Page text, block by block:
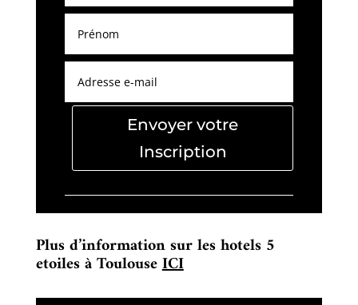
Envoyer votre
Inscription
Plus d’information sur les hotels 5
etoiles à ToulouseICI